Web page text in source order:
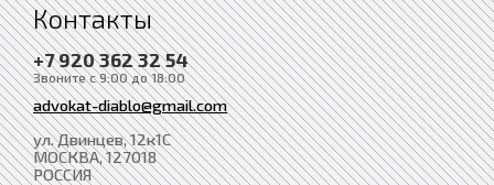
Контакты
+7 920 362 32 54
Звоните с 9:00 до 18:00
advokat-diablo@gmail.com
ул. Двинцев, 12к1С
МОСКВА, 127018
РОССИЯ